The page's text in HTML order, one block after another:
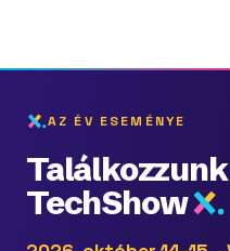
AZ ÉV ESEMÉNYE
TechShow